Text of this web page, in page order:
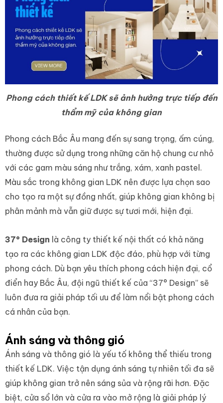
Phong cách thiết kế LDK sẽ ảnh hưởng trực tiếp đến
thẩm mỹ của không gian
Phong cách Bắc Âu mang đến sự sang trọng, ấm cúng,
thường được sử dụng trong những căn hộ chung cư nhỏ
với các gam màu sáng như trắng, xám, xanh pastel.
Màu sắc trong không gian LDK nên được lựa chọn sao
cho tạo ra một sự đồng nhất, giúp không gian không bị
phân mảnh mà vẫn giữ được sự tươi mới, hiện đại.
37° Design là công ty thiết kế nội thất có khả năng
tạo ra các không gian LDK độc đáo, phù hợp với từng
phong cách. Dù bạn yêu thích phong cách hiện đại, cổ
điển hay Bắc Âu, đội ngũ thiết kế của “37° Design” sẽ
luôn đưa ra giải pháp tối ưu để làm nổi bật phong cách
cá nhân của bạn.
Ánh sáng và thông gió
Ánh sáng và thông gió là yếu tố không thể thiếu trong
thiết kế LDK. Việc tận dụng ánh sáng tự nhiên tối đa sẽ
giúp không gian trở nên sáng sủa và rộng rãi hơn. Đặc
biệt, cửa sổ lớn và cửa ra vào mở rộng là giải pháp lý